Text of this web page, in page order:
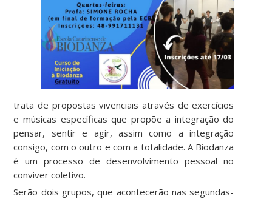
trata de propostas vivenciais através de exercícios
e músicas específicas que propõe a integração do
pensar, sentir e agir, assim como a integração
consigo, com o outro e com a totalidade. A Biodanza
é um processo de desenvolvimento pessoal no
conviver coletivo.
Serão dois grupos, que acontecerão nas segundas-